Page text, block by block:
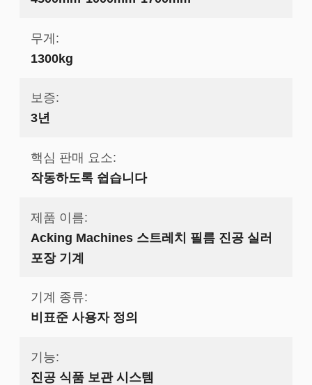
무게:
1300kg
보증:
3년
핵심 판매 요소:
작동하도록 쉽습니다
제품 이름:
Acking Machines 스트레치 필름 진공 실러
포장 기계
기계 종류:
비표준 사용자 정의
기능:
진공 식품 보관 시스템